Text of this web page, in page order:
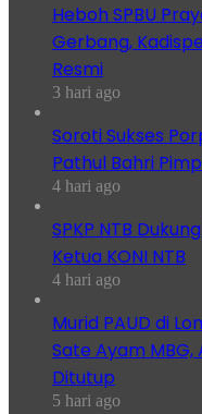
Heboh SPBU
Gerbang,
Resmi
3 hari ago
Soroti Sukses
Pathul Bahri
4 hari ago
SPKP NTB
Ketua KONI NTB
4 hari ago
Murid PAUD di
Sate Ayam MBG,
Ditutup
5 hari ago